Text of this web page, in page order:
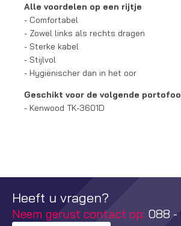
Alle voordelen op een rijtje
- Comfortabel
- Zowel links als rechts dragen
- Sterke kabel
- Stijlvol
- Hygiënischer dan in het oor
Geschikt voor de volgende
- Kenwood TK-3601D
Heeft u vragen?
Neem gerust contact op: 088 -